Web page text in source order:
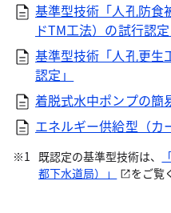
基準型技術「人孔防食
ドTM工法）の試行認定
基準型技術「人孔更生
認定」
着脱式水中ポンプの簡
エネルギー供給型（カ
既認定の基準型技術は、
都下水道局）」
をご覧